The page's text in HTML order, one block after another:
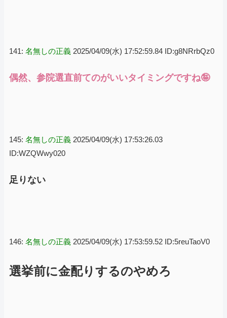
141: 名無しの正義 2025/04/09(水) 17:52:59.84 ID:g8NRrbQz0
偶然、参院選直前てのがいいタイミングですね🤪
145: 名無しの正義 2025/04/09(水) 17:53:26.03
ID:WZQWwy020
足りない
146: 名無しの正義 2025/04/09(水) 17:53:59.52 ID:5reuTaoV0
選挙前に金配りするのやめろ